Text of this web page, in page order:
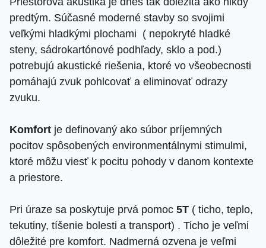
predtým. Súčasné moderné stavby so svojimi
veľkými hladkými plochami ( nepokryté hladké
steny, sádrokartónové podhľady, sklo a pod.)
potrebujú akustické riešenia, ktoré vo všeobecnosti
pomáhajú zvuk pohlcovať a eliminovať odrazy
zvuku.
Komfort je definovaný ako súbor príjemných
pocitov spôsobených environmentálnymi stimulmi,
ktoré môžu viesť k pocitu pohody v danom kontexte
a priestore.
Pri úraze sa poskytuje prvá pomoc 5T ( ticho, teplo,
tekutiny, tíšenie bolesti a transport) . Ticho je veľmi
dôležité pre komfort. Nadmerná ozvena je veľmi